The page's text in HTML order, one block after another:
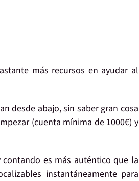
más recursos en ayudar al
desde abajo, sin saber gran cosa
(cuenta mínima de 1000€) y
es más auténtico que la
instantáneamentepara